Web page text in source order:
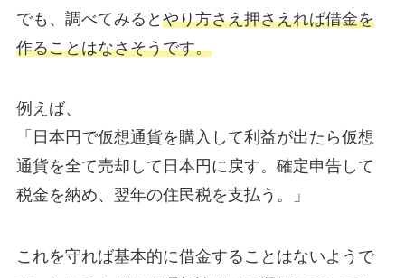
でも、調べてみると やり方さえ押さえれば借金を
作ることはなさそうです。
例えば、
「日本円で仮想通貨を購入して利益が出たら仮想
通貨を全て売却して日本円に戻す。確定申告して
税金を納め、翌年の住民税を支払う。」
これを守れば基本的に借金することはないようで